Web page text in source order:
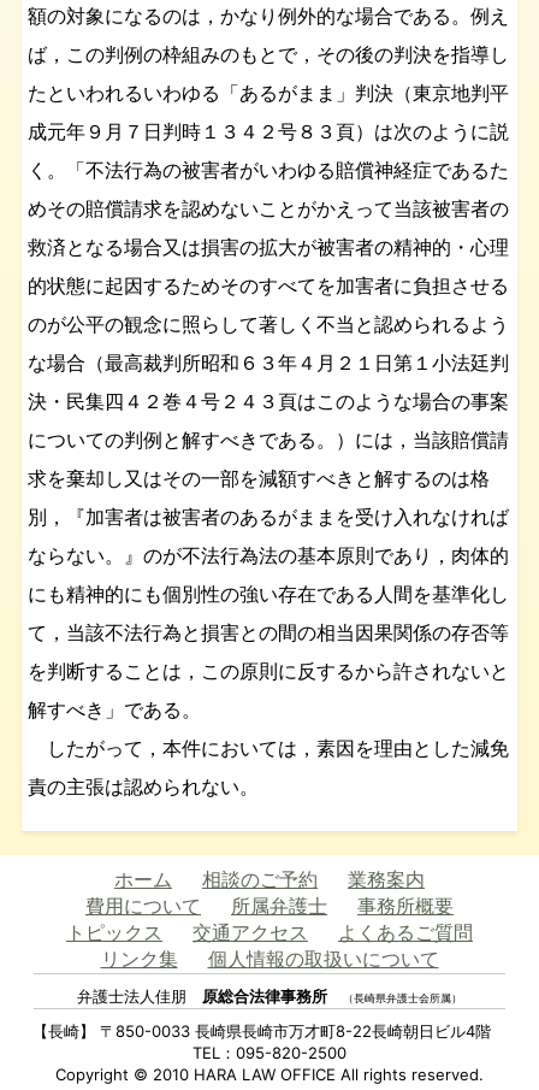
額の対象になるのは，かなり例外的な場合である。例え
ば，この判例の枠組みのもとで，その後の判決を指導し
たといわれるいわゆる「あるがまま」判決（東京地判平
成元年９月７日判時１３４２号８３頁）は次のように説
く。「不法行為の被害者がいわゆる賠償神経症であるた
めその賠償請求を認めないことがかえって当該被害者の
救済となる場合又は損害の拡大が被害者の精神的・心理
的状態に起因するためそのすべてを加害者に負担させる
のが公平の観念に照らして著しく不当と認められるよう
な場合（最高裁判所昭和６３年４月２１日第１小法廷判
決・民集四４２巻４号２４３頁はこのような場合の事案
についての判例と解すべきである。）には，当該賠償請
求を棄却し又はその一部を減額すべきと解するのは格
別，『加害者は被害者のあるがままを受け入れなければ
ならない。』のが不法行為法の基本原則であり，肉体的
にも精神的にも個別性の強い存在である人間を基準化し
て，当該不法行為と損害との間の相当因果関係の存否等
を判断することは，この原則に反するから許されないと
解すべき」である。
したがって，本件においては，素因を理由とした減免
責の主張は認められない。
ホーム 相談のご予約
業務案内
費用について
所属弁護士
事務所概要
トピックス
交通アクセス
よくあるご質問
リンク集
個人情報の取扱いについて
弁護士法人佳朋 原総合法律事務所 （長崎県弁護士会所属）
【長崎】 〒850-0033 長崎県長崎市万才町8-22長崎朝日ビル4階
TEL：095-820-2500
Copyright © 2010 HARA LAW OFFICE All rights reserved.